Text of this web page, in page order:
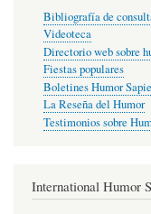
Bibliografía de
Videoteca
Directorio web sobre
Fiestas populares
Boletines Humor
La Reseña del Humor
Testimonios sobre
International Humor